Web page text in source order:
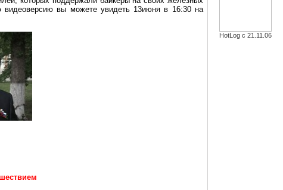
видеоверсию вы можете увидеть 13июня в 16:30 на
HotLog с 21.11.06